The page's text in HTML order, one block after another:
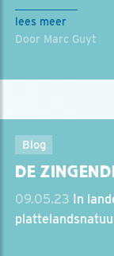
lees meer
Door Marc Guyt
Blog
DE
09.05.23 In